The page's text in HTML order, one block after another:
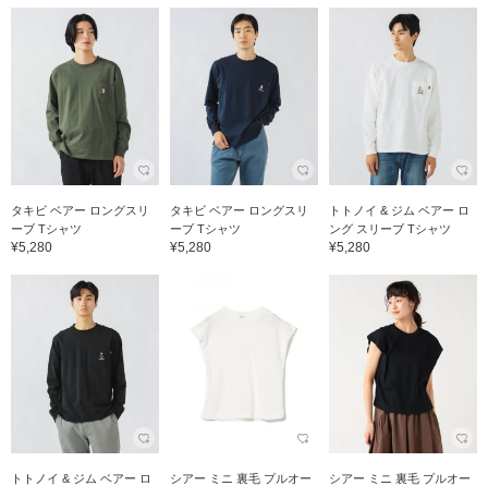
タキビ ベアー ロングスリ
ーブ Tシャツ
¥5,280
タキビ ベアー ロングスリ
ーブ Tシャツ
¥5,280
トトノイ & ジム ベアー ロ
ング スリーブ Tシャツ
¥5,280
トトノイ & ジム ベアー ロ
シアー ミニ 裏毛 プルオー
シアー ミニ 裏毛 プルオー